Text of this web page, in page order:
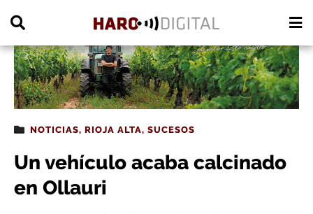
NOTICIAS, RIOJA ALTA, SUCESOS
Un vehículo acaba calcinado
en Ollauri